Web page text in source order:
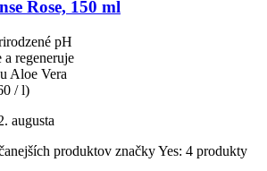
Rose, 150 ml
pH
regeneruje
Aloe Vera
/ l)
augusta
produktov značky Yes: 4 produkty